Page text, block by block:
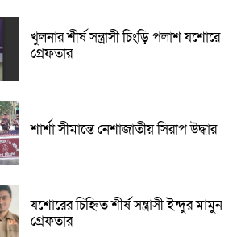
খুলনার শীর্ষ সন্ত্রাসী চিংড়ি পলাশ যশোরে
গ্রেফতার
শার্শা সীমান্তে নেশাজাতীয় সিরাপ উদ্ধার
যশোরের চিহ্নিত শীর্ষ সন্ত্রাসী ইন্দুর মামুন
গ্রেফতার